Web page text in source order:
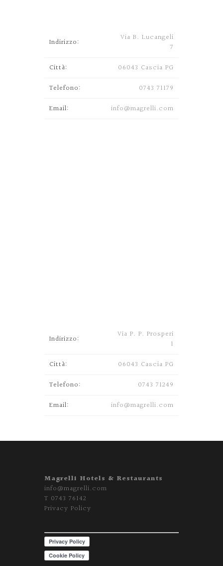
Indirizzo:
Via B. Lucangeli
7
Città:
06043 Cascia PG
Telefono:
0743 71179
Email:
info@magrelli.com
Indirizzo:
Via P. P. Prosperi
1
Città:
06043 Cascia PG
Telefono:
0743 71249
Email:
info@magrelli.com
Magrelli Hotels & Restaurants
info@magrelli.com
T 0743 76142
Privacy Policy